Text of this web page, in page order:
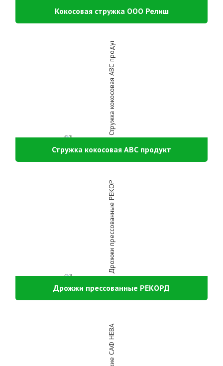
Кокосовая стружка ООО Релиш
Стружка кокосовая АВС продукт
Дрожжи прессованные РЕКОРД